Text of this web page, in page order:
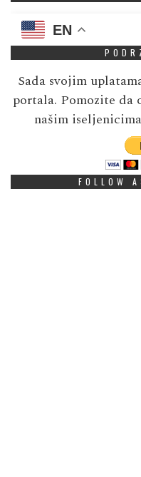
EN
Sada svojim
portala. Pomozite da
našim
FOLLOW